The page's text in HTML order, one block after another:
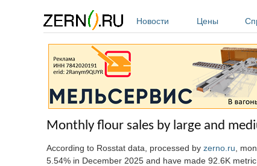
Новости
Цены
Monthly flour sales by large and
According to Rosstat data, processed by zerno.ru ,
5.54% in December 2025 and have made 92.6K